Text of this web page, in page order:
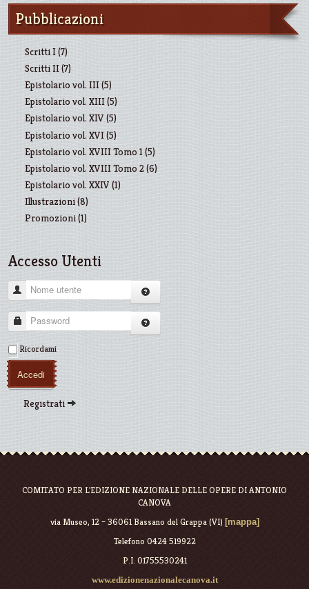
Pubblicazioni
Scritti I (7)
Scritti II (7)
Epistolario vol. III (5)
Epistolario vol. XIII (5)
Epistolario vol. XIV (5)
Epistolario vol. XVI (5)
Epistolario vol. XVIII Tomo 1 (5)
Epistolario vol. XVIII Tomo 2 (6)
Epistolario vol. XXIV (1)
Illustrazioni (8)
Promozioni (1)
Accesso Utenti
Nome utente
Password
Ricordami
Accedi
Registrati
COMITATO PER L'EDIZIONE NAZIONALE DELLE OPERE DI ANTONIO
CANOVA
via Museo, 12 – 36061 Bassano del Grappa (VI) [mappa]
Telefono 0424 519922
P.I. 01755530241
www.edizionenazionalecanova.it